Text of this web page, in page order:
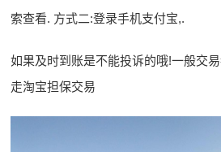
索查看. 方式二:登录手机支付宝,.
如果及时到账是不能投诉的哦!一般交
走淘宝担保交易